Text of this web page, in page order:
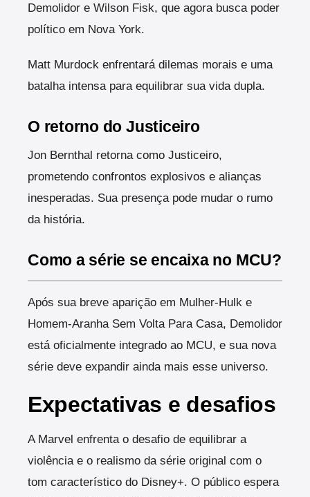
Demolidor e Wilson Fisk, que agora busca poder
político em Nova York.
Matt Murdock enfrentará dilemas morais e uma
batalha intensa para equilibrar sua vida dupla.
O retorno do Justiceiro
Jon Bernthal retorna como Justiceiro,
prometendo confrontos explosivos e alianças
inesperadas. Sua presença pode mudar o rumo
da história.
Como a série se encaixa no MCU?
Após sua breve aparição em Mulher-Hulk e
Homem-Aranha Sem Volta Para Casa, Demolidor
está oficialmente integrado ao MCU, e sua nova
série deve expandir ainda mais esse universo.
Expectativas e desafios
A Marvel enfrenta o desafio de equilibrar a
violência e o realismo da série original com o
tom característico do Disney+. O público espera